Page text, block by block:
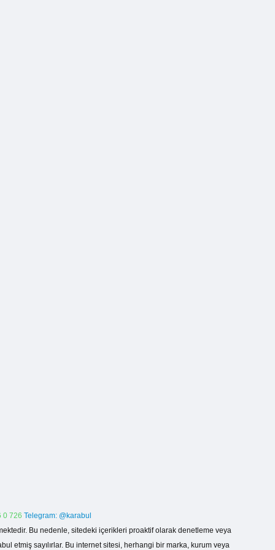
0 726 Telegram: @karabul
Bu nedenle, sitedeki içerikleri proaktif olarak denetleme veya
etmiş sayılırlar. Bu internet sitesi, herhangi bir marka, kurum veya